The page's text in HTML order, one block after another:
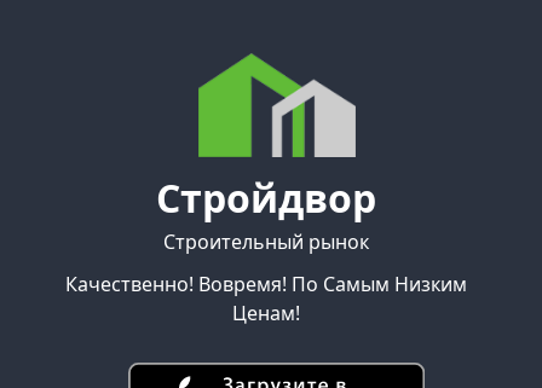
Стройдвор
Строительный рынок
Качественно! Вовремя! По Самым Низким
Ценам!